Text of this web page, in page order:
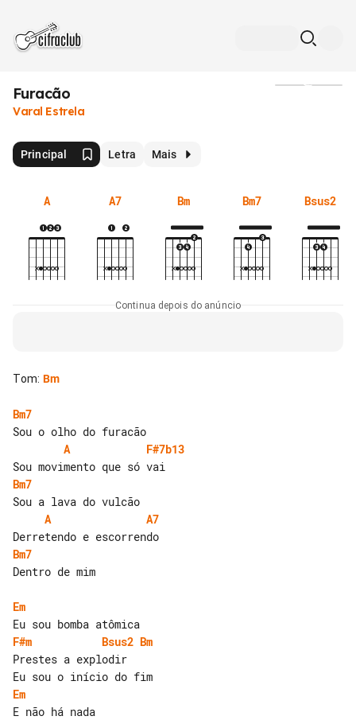
Furacão
Varal Estrela
Principal Letra Mais
A A7 Bm Bm7 Bsus2
Continua depois do anúncio
Tom: Bm
Bm7
A
F#7b13
Bm7
A
A7
Bm7
Dentro de mim
Em
F#m
Bsus2 Bm
Prestes a explodir
Em